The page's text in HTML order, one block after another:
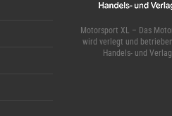
Motorsport XL – Das
wird verlegt und
Handels- und